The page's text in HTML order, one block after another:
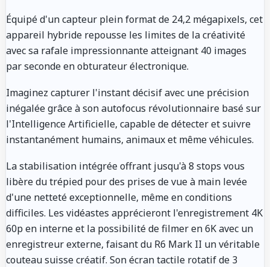
Équipé d'un capteur plein format de 24,2 mégapixels, cet
appareil hybride repousse les limites de la créativité
avec sa rafale impressionnante atteignant 40 images
par seconde en obturateur électronique.
Imaginez capturer l'instant décisif avec une précision
inégalée grâce à son autofocus révolutionnaire basé sur
l'Intelligence Artificielle, capable de détecter et suivre
instantanément humains, animaux et même véhicules.
La stabilisation intégrée offrant jusqu'à 8 stops vous
libère du trépied pour des prises de vue à main levée
d'une netteté exceptionnelle, même en conditions
difficiles. Les vidéastes apprécieront l'enregistrement 4K
60p en interne et la possibilité de filmer en 6K avec un
enregistreur externe, faisant du R6 Mark II un véritable
couteau suisse créatif. Son écran tactile rotatif de 3